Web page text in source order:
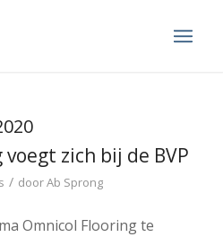
zich bij de BVP
/ doorAb Sprong
Omnicol Flooring te